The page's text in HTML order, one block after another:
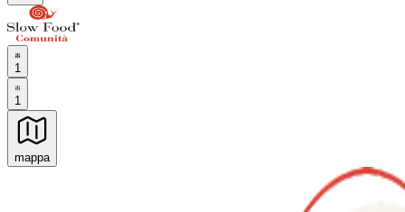
1
1
mappa
Esperienze culinarie indimenticabili: Esperienze